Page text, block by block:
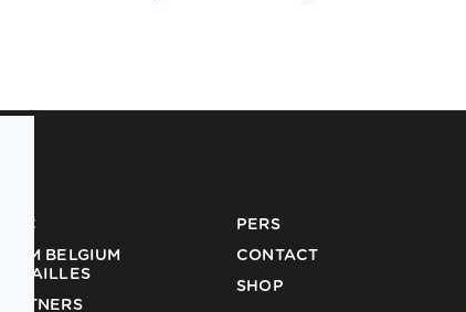
BOIC
TEAM BELGIUM
MEDAILLES
PARTNERS
PERS
CONTACT
SHOP